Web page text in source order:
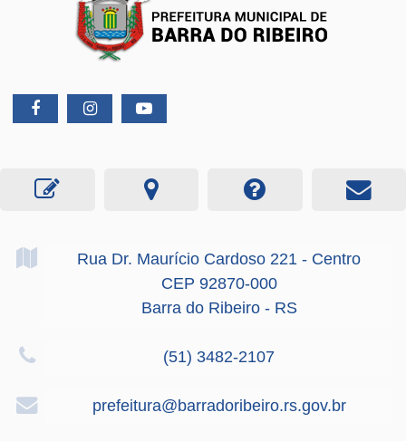
Rua Dr. Maurício Cardoso 221 - Centro
CEP 92870-000
Barra do Ribeiro - RS
(51) 3482-2107
prefeitura@barradoribeiro.rs.gov.br